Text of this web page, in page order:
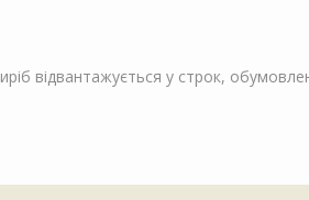
відвантажується у строк,